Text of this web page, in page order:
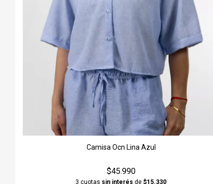
Camisa Ocn Lina Azul
$45.990
3 cuotas sin interés de $15.330